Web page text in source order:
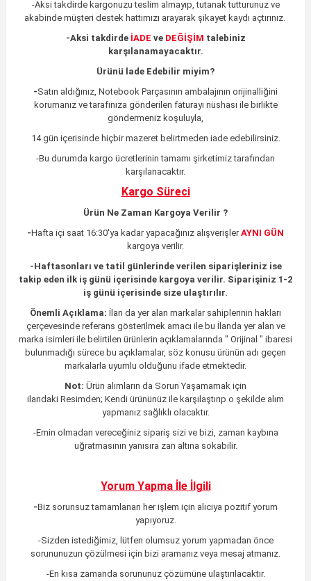
-Aksi takdirde kargonuzu teslim almayıp, tutanak tutturunuz ve
akabinde müşteri destek hattımızı arayarak şikayet kaydı açtırınız.
-Aksi takdirde İADE ve DEĞİŞİM talebiniz
karşılanamayacaktır.
Ürünü İade Edebilir miyim?
-Satın aldığınız, Notebook Parçasının ambalajının orijinalliğini
korumanız ve tarafınıza gönderilen faturayı nüshası ile birlikte
göndermeniz koşuluyla,
14 gün içerisinde hiçbir mazeret belirtmeden iade edebilirsiniz.
-Bu durumda kargo ücretlerinin tamamı şirketimiz tarafından
karşılanacaktır.
Kargo Süreci
Ürün Ne Zaman Kargoya Verilir ?
-Hafta içi saat 16:30'ya kadar yapacağınız alışverişler AYNI GÜN
kargoya verilir.
-Haftasonları ve tatil günlerinde verilen siparişleriniz ise
takip eden ilk iş günü içerisinde kargoya verilir. Siparişiniz 1-2
iş günü içerisinde size ulaştırılır.
Önemli Açıklama: İlan da yer alan markalar sahiplerinin hakları
çerçevesinde referans gösterilmek amacı ile bu İlanda yer alan ve
marka isimleri ile belirtilen ürünlerin açıklamalarında " Orijinal " ibaresi
bulunmadığı sürece bu açıklamalar, söz konusu ürünün adı geçen
markalarla uyumlu olduğunu ifade etmektedir.
Not: Ürün alımların da Sorun Yaşamamak için
ilandaki Resimden; Kendi ürününüz ile karşılaştırıp o şekilde alım
yapmanız sağlıklı olacaktır.
-Emin olmadan vereceğiniz sipariş sizi ve bizi, zaman kaybına
uğratmasının yanısıra zan altına sokabilir.
Yorum Yapma İle İlgili
-Biz sorunsuz tamamlanan her işlem için alıcıya pozitif yorum
yapıyoruz.
-Sizden istediğimiz, lütfen olumsuz yorum yapmadan önce
sorununuzun çözülmesi için bizi aramanız veya mesaj atmanız.
-En kısa zamanda sorununuz çözümüne ulaştırılacaktır.